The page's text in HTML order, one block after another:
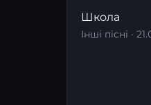
Школа